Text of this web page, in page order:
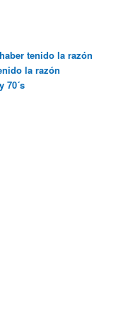
tenido la razón
la razón
70´s